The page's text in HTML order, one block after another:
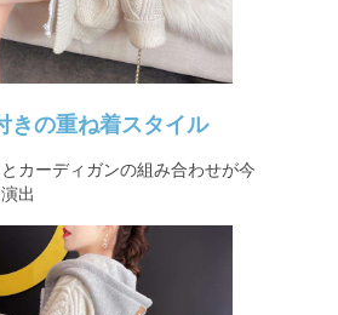
きの重ね着スタイル
カーディガンの組み合わせが今
出